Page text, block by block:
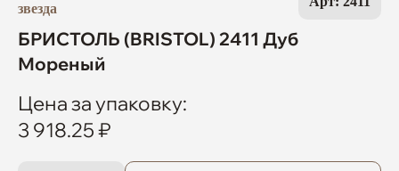
БРИСТОЛЬ (BRISTOL) 2411 Дуб
Мореный
Цена за упаковку:
3 918.25 ₽